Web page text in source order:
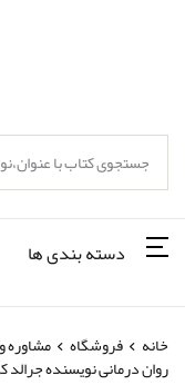
دسته بندی ها
خانه فروشگاه مشاوره
روان درمانی نویسنده